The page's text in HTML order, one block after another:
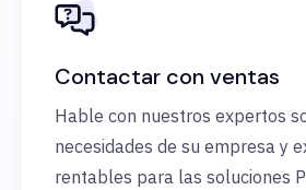
Contactar con ventas
Hable con nuestros expertos
necesidades de su empresa y
rentables para las soluciones